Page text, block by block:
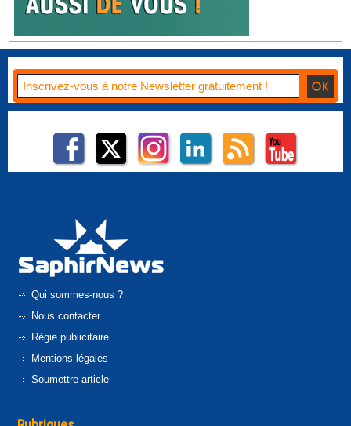
Qui sommes-nous ?
Nous contacter
Régie publicitaire
Mentions légales
Soumettre article